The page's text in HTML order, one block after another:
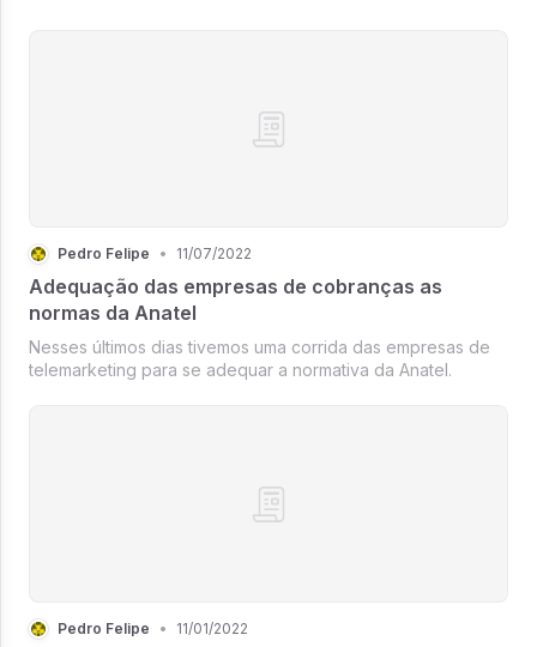
Pedro Felipe • 11/07/2022
Adequação das empresas de cobranças as
normas da Anatel
Nesses últimos dias tivemos uma corrida das empresas de
telemarketing para se adequar a normativa da Anatel.
Pedro Felipe • 11/01/2022